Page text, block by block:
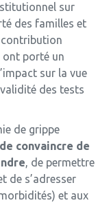
sur
des familles et
contribution
ont porté un
sur la vue
des tests
de grippe
convaincre de
, de permettre
de s’adresser
et aux